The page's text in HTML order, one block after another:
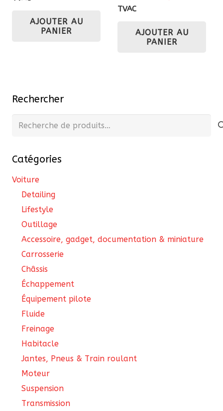
était :
193,60 €.
actuel
174,24 €.
AJOUTER AU
PANIER
était :
89,60 €.
TVAC
AJOUTER AU
PANIER
Rechercher
Recherche
Catégories
Voiture
Detailing
Lifestyle
Outillage
Accessoire, gadget, documentation & miniature
Carrosserie
Châssis
Échappement
Équipement pilote
Fluide
Freinage
Habitacle
Jantes, Pneus & Train roulant
Moteur
Suspension
Transmission